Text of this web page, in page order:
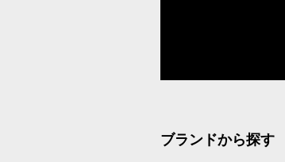
ブランドから探す